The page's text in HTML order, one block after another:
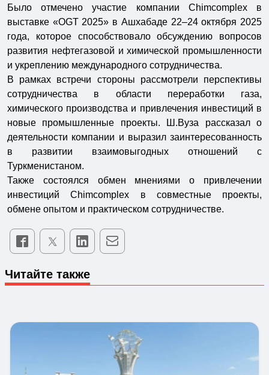
Было отмечено участие компании Chimcomplex в
выставке «OGT 2025» в Ашхабаде 22–24 октября 2025
года, которое способствовало обсуждению вопросов
развития нефтегазовой и химической промышленности
и укреплению международного сотрудничества.
В рамках встречи стороны рассмотрели перспективы
сотрудничества в области переработки газа,
химического производства и привлечения инвестиций в
новые промышленные проекты. Ш.Вуза рассказал о
деятельности компании и выразил заинтересованность
в развитии взаимовыгодных отношений с
Туркменистаном.
Также состоялся обмен мнениями о привлечении
инвестиций Chimcomplex в совместные проекты,
обмене опытом и практическом сотрудничестве.
Читайте также